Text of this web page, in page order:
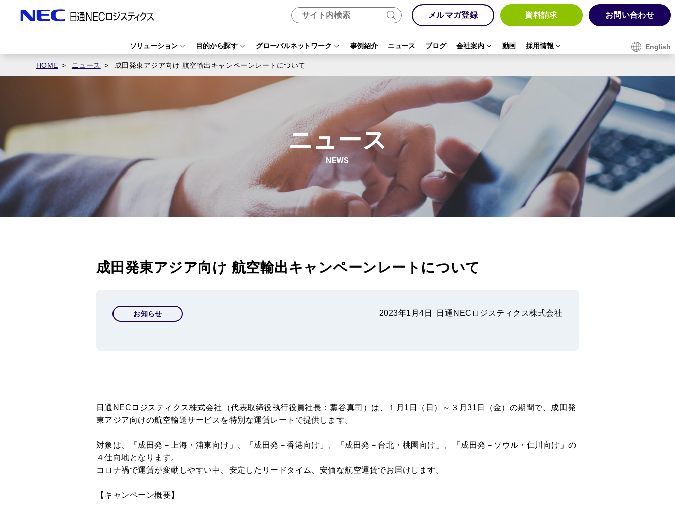
メルマガ登録 資料請求 お問い合わせ
English
ソリューション 目的から探す グローバルネットワーク 事例紹介 ニュース ブログ 会社案内 動画 採用情報
HOME ニュース 成田発東アジア向け 航空輸出キャンペーンレートについて
ニュース
NEWS
成田発東アジア向け 航空輸出キャンペーンレートについて
お知らせ 2023年1月4日 日通NECロジスティクス株式会社
日通NECロジスティクス株式会社（代表取締役執行役員社長：藁谷真司）は、１月1日（日）～３月31日（金）の期間で、成田発
東アジア向けの航空輸送サービスを特別な運賃レートで提供します。
対象は、「成田発－上海・浦東向け」、「成田発－香港向け」、「成田発－台北・桃園向け」、「成田発－ソウル・仁川向け」の
４仕向地となります。
コロナ禍で運賃が変動しやすい中、安定したリードタイム、安価な航空運賃でお届けします。
【キャンペーン概要】